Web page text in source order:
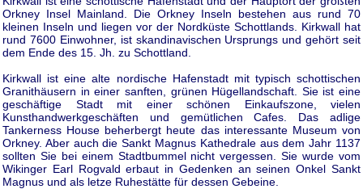
Orkney Insel Mainland. Die Orkney Inseln bestehen aus rund 70
kleinen Inseln und liegen vor der Nordküste Schottlands. Kirkwall hat
rund 7600 Einwohner, ist skandinavischen Ursprungs und gehört seit
dem Ende des 15. Jh. zu Schottland.
Kirkwall ist eine alte nordische Hafenstadt mit typisch schottischen
Granithäusern in einer sanften, grünen Hügellandschaft. Sie ist eine
geschäftige Stadt mit einer schönen Einkaufszone, vielen
Kunsthandwerkgeschäften und gemütlichen Cafes. Das adlige
Tankerness House beherbergt heute das interessante Museum von
Orkney. Aber auch die Sankt Magnus Kathedrale aus dem Jahr 1137
sollten Sie bei einem Stadtbummel nicht vergessen. Sie wurde vom
Wikinger Earl Rogvald erbaut in Gedenken an seinen Onkel Sankt
Magnus und als letze Ruhestätte für dessen Gebeine.